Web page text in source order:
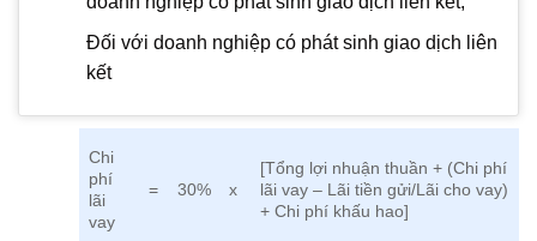
Đối với doanh nghiệp có phát sinh giao dịch liên
kết
Chi
phí
lãi
vay
= 30% x
[Tổng lợi nhuận thuần + (Chi phí
lãi vay – Lãi tiền gửi/Lãi cho vay)
+ Chi phí khấu hao]